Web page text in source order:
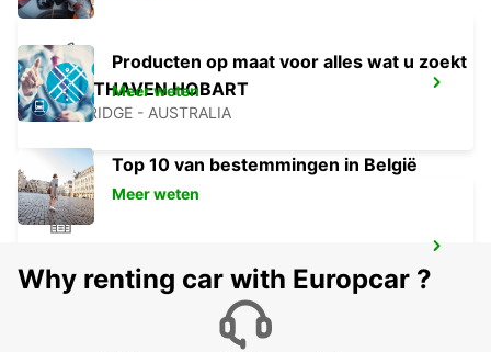
LUCHTHAVEN HOBART
CAMBRIDGE - AUSTRALIA
FRANKSTON - AUSTRALIA
Producten op maat voor alles wat u zoekt
Meer weten
Top 10 van bestemmingen in België
Meer weten
Why renting car with Europcar ?